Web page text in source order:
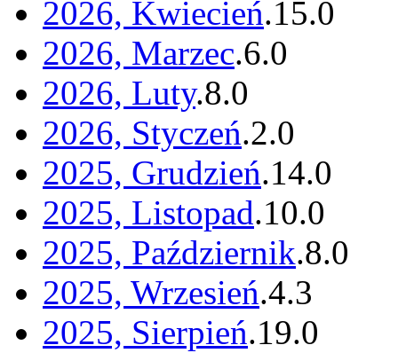
2026, Kwiecień.15.0
2026, Marzec.6.0
2026, Luty.8.0
2026, Styczeń.2.0
2025, Grudzień.14.0
2025, Listopad.10.0
2025, Październik.8.0
2025, Wrzesień.4.3
2025, Sierpień.19.0